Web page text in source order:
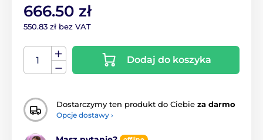
666.50 zł
550.83 zł bez VAT
Dodaj do koszyka
Dostarczymy ten produkt do Ciebie za darmo
Opcje dostawy ›